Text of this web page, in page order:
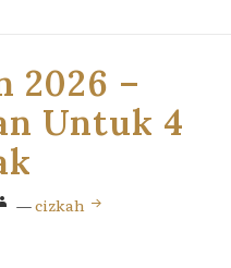
2026 –
Untuk 4
—cizkah